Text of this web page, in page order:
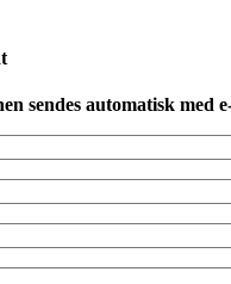
sendes automatisk med